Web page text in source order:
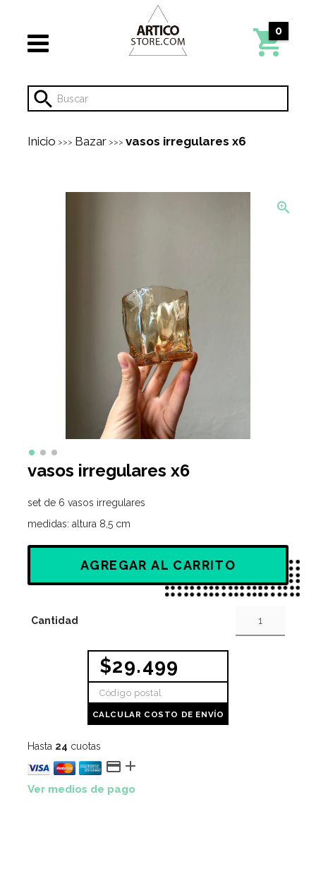
0
Inicio >>> Bazar >>> vasos irregulares x6

vasos irregulares x6
set de 6 vasos irregulares
medidas: altura 8,5 cm
AGREGAR AL CARRITO
Cantidad
$29.499
CALCULAR COSTO DE ENVÍO
Hasta 24 cuotas
 
Ver medios de pago